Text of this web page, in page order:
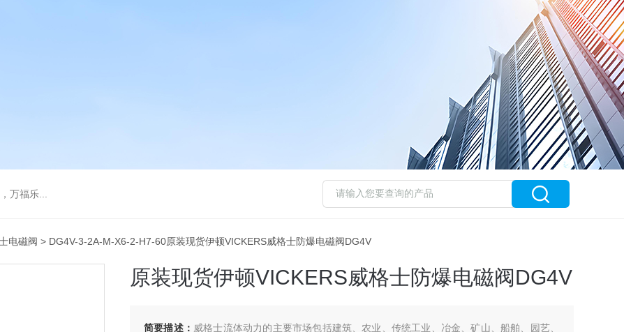
万福乐...
电磁阀 > DG4V-3-2A-M-X6-2-H7-60原装现货伊顿VICKERS威格士防爆电磁阀DG4V
原装现货伊顿VICKERS威格士防爆电磁阀DG4V
简要描述： 威格士流体动力的主要市场包括建筑、农业、传统工业、冶金、矿山、船舶、园艺、